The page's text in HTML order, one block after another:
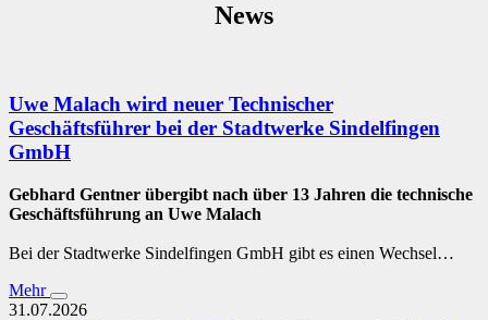
News
Uwe Malach wird neuer Technischer
Geschäftsführer bei der Stadtwerke Sindelfingen
GmbH
Gebhard Gentner übergibt nach über 13 Jahren die technische
Geschäftsführung an Uwe Malach
Bei der Stadtwerke Sindelfingen GmbH gibt es einen Wechsel…
Mehr
31.07.2026